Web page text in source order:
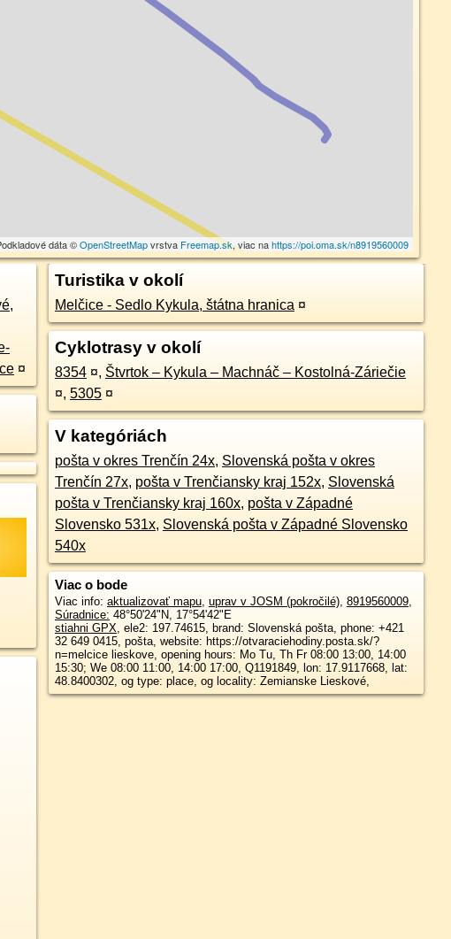
dáta ©OpenStreetMapvrstva Freemap.sk, viac nahttps://poi.oma.sk/n8919560009
¤
Turistika v okolí
Melčice - Sedlo Kykula, štátna hranica ¤
Cyklotrasy v okolí
8354 ¤, Štvrtok – Kykula – Machnáč – Kostolná-Záriečie
¤, 5305 ¤
V kategóriách
pošta v okres Trenčín 24x, Slovenská pošta v okres
Trenčín 27x, pošta v Trenčiansky kraj 152x, Slovenská
pošta v Trenčiansky kraj 160x, pošta v Západné
Slovensko 531x, Slovenská pošta v Západné Slovensko
540x
Viac o bode
Viac info: aktualizovať mapu, uprav v JOSM (pokročilé), 8919560009,
Súradnice: 48°50'24"N, 17°54'42"E
stiahni GPX, ele2: 197.74615, brand: Slovenská pošta, phone: +421
32 649 0415, pošta, website: https://otvaraciehodiny.posta.sk/?
n=melcice lieskove, opening hours: Mo Tu, Th Fr 08:00 13:00, 14:00
15:30; We 08:00 11:00, 14:00 17:00, Q1191849, lon: 17.9117668, lat:
48.8400302, og type: place, og locality: Zemianske Lieskové,